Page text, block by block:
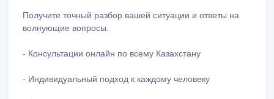
Получите точный разбор вашей ситуации и ответы на
волнующие вопросы.
- Консультации онлайн по всему Казахстану
- Индивидуальный подход к каждому человеку